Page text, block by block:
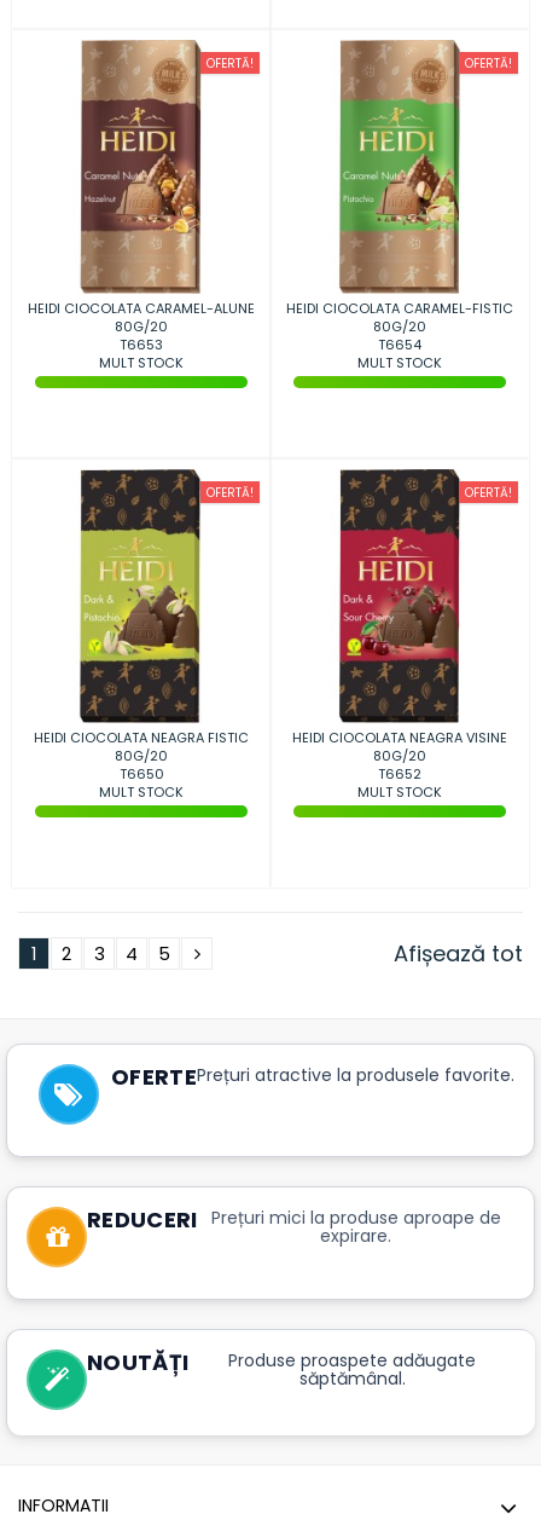
OFERTĂ!
HEIDI CIOCOLATA CARAMEL-ALUNE
80G/20
T6653
MULT STOCK
OFERTĂ!
HEIDI CIOCOLATA CARAMEL-FISTIC
80G/20
T6654
MULT STOCK
OFERTĂ!
HEIDI CIOCOLATA NEAGRA FISTIC
80G/20
T6650
MULT STOCK
OFERTĂ!
HEIDI CIOCOLATA NEAGRA VISINE
80G/20
T6652
MULT STOCK
Afișează tot
1 2 3 4 5
OFERTEPrețuri atractive la produsele favorite.
REDUCERI Prețuri mici la produse aproape de
expirare.
NOUTĂȚI Produse proaspete adăugate
săptămânal.
INFORMATII